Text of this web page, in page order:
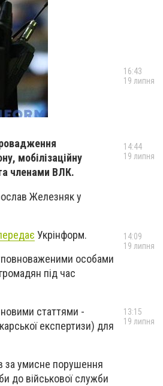
мобілізаційну
членами ВЛК.
Железняк у
Укрінформ.
особами
під час
статтями -
експертизи) для
за умисне порушення
до військової служби
16:43
19 липня
14:44
19 липня
14:09
19 липня
13:15
19 липня